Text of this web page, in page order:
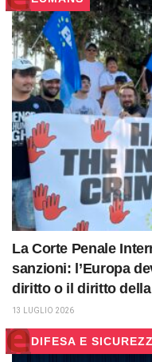
La Corte Penale
sanzioni: l’Europa
diritto o il diritto
13 LUGLIO 2026
DIFESA E